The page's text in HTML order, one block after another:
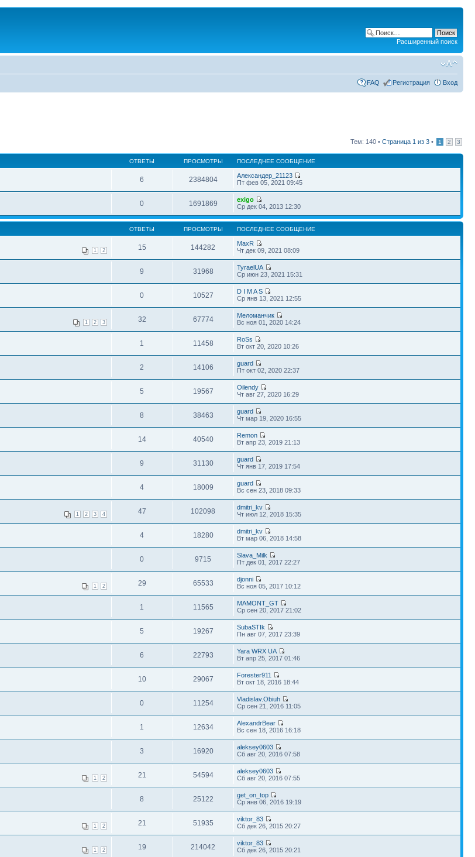
Расширенный поиск
FAQ Регистрация Вход
Тем: 140 • Страница 1 из 3 • 1 2 3
ОТВЕТЫ ПРОСМОТРЫ ПОСЛЕДНЕЕ СООБЩЕНИЕ
6 2384804
Александер_21123
Пт фев 05, 2021 09:45
0 1691869
exigo
Ср дек 04, 2013 12:30
ОТВЕТЫ ПРОСМОТРЫ ПОСЛЕДНЕЕ СООБЩЕНИЕ
1 2 15 144282
MaxR
Чт дек 09, 2021 08:09
9 31968
TyraelUA
Ср июн 23, 2021 15:31
0 10527
D I M A S
Ср янв 13, 2021 12:55
1 2 3 32 67774
Меломанчик
Вс ноя 01, 2020 14:24
1 11458
RoSs
Вт окт 20, 2020 10:26
2 14106
guard
Пт окт 02, 2020 22:37
5 19567
Oilendy
Чт авг 27, 2020 16:29
8 38463
guard
Чт мар 19, 2020 16:55
14 40540
Remon
Вт апр 23, 2019 21:13
9 31130
guard
Чт янв 17, 2019 17:54
4 18009
guard
Вс сен 23, 2018 09:33
1 2 3 4 47 102098
dmitri_kv
Чт июл 12, 2018 15:35
4 18280
dmitri_kv
Вт мар 06, 2018 14:58
0 9715
Slava_Milk
Пт дек 01, 2017 22:27
1 2 29 65533
djonni
Вс ноя 05, 2017 10:12
1 11565
MAMONT_GT
Ср сен 20, 2017 21:02
5 19267
SubaSTIk
Пн авг 07, 2017 23:39
6 22793
Yara WRX UA
Вт апр 25, 2017 01:46
10 29067
Forester911
Вт окт 18, 2016 18:44
0 11254
Vladislav.Obiuh
Ср сен 21, 2016 11:05
1 12634
AlexandrBear
Вс сен 18, 2016 16:18
3 16920
aleksey0603
Сб авг 20, 2016 07:58
1 2 21 54594
aleksey0603
Сб авг 20, 2016 07:55
8 25122
get_on_top
Ср янв 06, 2016 19:19
1 2 21 51935
viktor_83
Сб дек 26, 2015 20:27
1 2 19 214042
viktor_83
Сб дек 26, 2015 20:21